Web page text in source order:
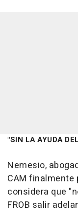
"SIN LA AYUDA
Nemesio,
CAM finalmente
considera que
FROB salir